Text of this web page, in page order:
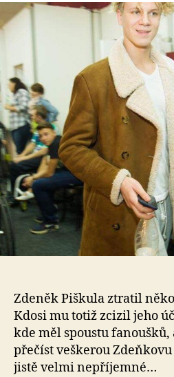
Zdeněk Piškula ztratil
Kdosi mu totiž zcizil jeho
kde měl spoustu
přečíst veškerou
jistě velmi nepříjemné…